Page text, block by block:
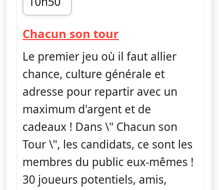
fin 11h25
Chacun son tour— Chacun son
Le premier jeu où il faut allier
chance, culture générale et
adresse pour repartir avec un
maximum d'argent et de
cadeaux ! Dans \" Chacun son
Tour \", les candidats, ce sont les
membres du public eux-mêmes !
30 joueurs potentiels, amis,